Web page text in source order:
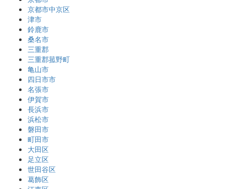
京都市中京区
津市
鈴鹿市
桑名市
三重郡
三重郡菰野町
亀山市
四日市市
名張市
伊賀市
長浜市
浜松市
磐田市
町田市
大田区
足立区
世田谷区
葛飾区